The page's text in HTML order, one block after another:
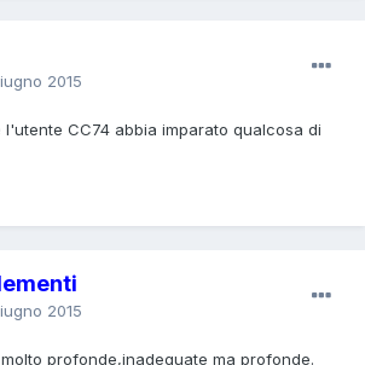
2015
CC74 abbia imparato qualcosa di
2015
profonde,inadeguate ma profonde.